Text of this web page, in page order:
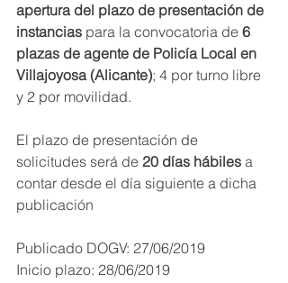
apertura del plazo de presentación de
instancias para la convocatoria de 6
plazas de agente de Policía Local en
Villajoyosa (Alicante); 4 por turno libre
y 2 por movilidad.
El plazo de presentación de
solicitudes será de 20 días hábiles a
contar desde el día siguiente a dicha
publicación
Publicado DOGV: 27/06/2019
Inicio plazo: 28/06/2019